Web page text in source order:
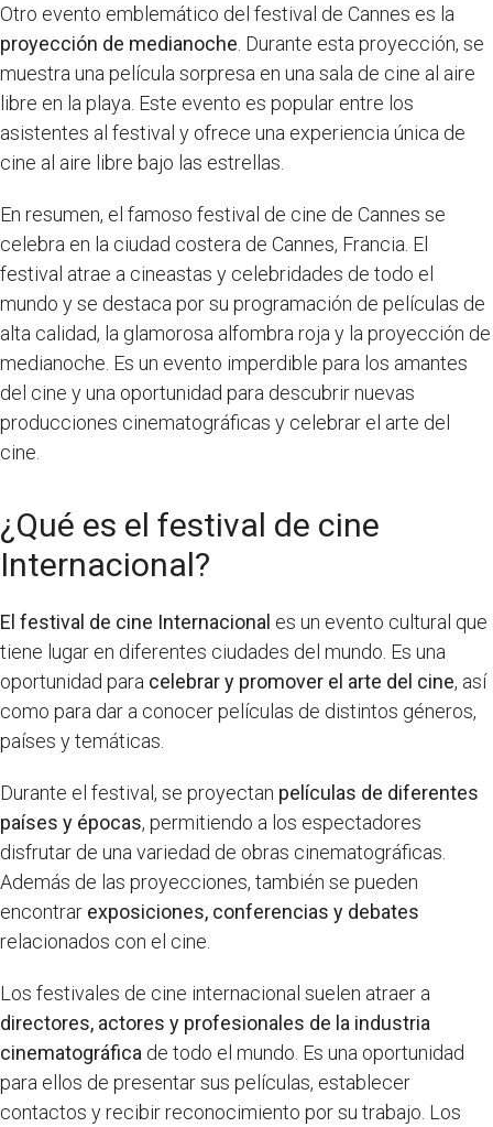
Otro evento emblemático del festival de Cannes es la
proyección de medianoche . Durante esta proyección, se
muestra una película sorpresa en una sala de cine al aire
libre en la playa. Este evento es popular entre los
asistentes al festival y ofrece una experiencia única de
cine al aire libre bajo las estrellas.
En resumen, el famoso festival de cine de Cannes se
celebra en la ciudad costera de Cannes, Francia. El
festival atrae a cineastas y celebridades de todo el
mundo y se destaca por su programación de películas de
alta calidad, la glamorosa alfombra roja y la proyección de
medianoche. Es un evento imperdible para los amantes
del cine y una oportunidad para descubrir nuevas
producciones cinematográficas y celebrar el arte del
cine.
¿Qué es el festival de cine
Internacional?
El festival de cine Internacional es un evento cultural que
tiene lugar en diferentes ciudades del mundo. Es una
oportunidad para celebrar y promover el arte del cine, así
como para dar a conocer películas de distintos géneros,
países y temáticas.
Durante el festival, se proyectan películas de diferentes
países y épocas, permitiendo a los espectadores
disfrutar de una variedad de obras cinematográficas.
Además de las proyecciones, también se pueden
encontrar exposiciones, conferencias y debates
relacionados con el cine.
Los festivales de cine internacional suelen atraer a
directores, actores y profesionales de la industria
cinematográfica de todo el mundo. Es una oportunidad
para ellos de presentar sus películas, establecer
contactos y recibir reconocimiento por su trabajo. Los